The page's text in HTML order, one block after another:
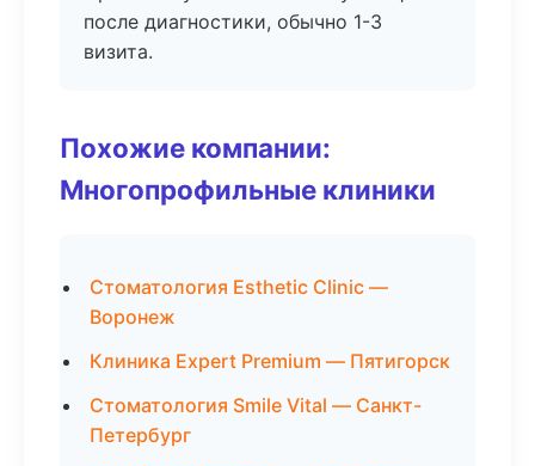
после диагностики, обычно 1-3
визита.
Похожие компании:
Многопрофильные клиники
Стоматология Esthetic Clinic —
Воронеж
Клиника Expert Premium — Пятигорск
Стоматология Smile Vital — Санкт-
Петербург